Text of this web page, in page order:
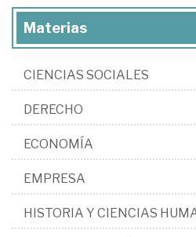
Materias
CIENCIAS SOCIALES
DERECHO
ECONOMÍA
EMPRESA
HISTORIA Y CIENCIAS